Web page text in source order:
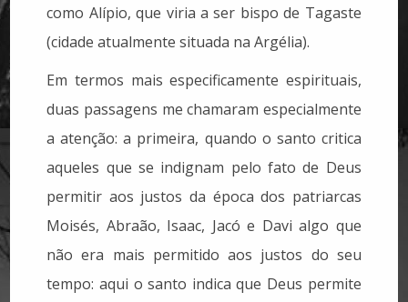
como Alípio, que viria a ser bispo de Tagaste
(cidade atualmente situada na Argélia).
Em termos mais especificamente espirituais,
duas passagens me chamaram especialmente
a atenção: a primeira, quando o santo critica
aqueles que se indignam pelo fato de Deus
permitir aos justos da época dos patriarcas
Moisés, Abraão, Isaac, Jacó e Davi algo que
não era mais permitido aos justos do seu
tempo: aqui o santo indica que Deus permite